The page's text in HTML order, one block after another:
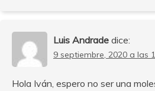
Luis Andrade dice:
9 septiembre, 2020 a las
Hola Iván, espero no ser una